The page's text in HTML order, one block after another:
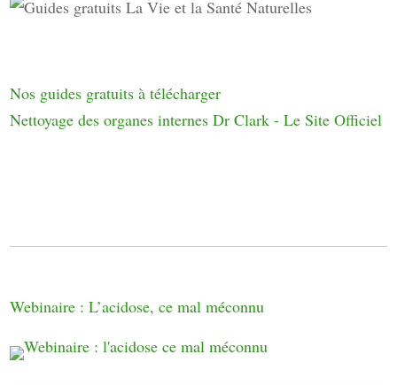
Nos guides gratuits à télécharger
Nettoyage des organes internes Dr Clark - Le Site Officiel
Webinaire : L’acidose, ce mal méconnu